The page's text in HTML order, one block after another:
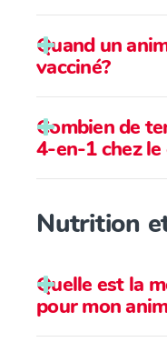
Quand un
vacciné?
Combien de
4-en-1 chez le
Nutrition
Quelle est la
pour mon